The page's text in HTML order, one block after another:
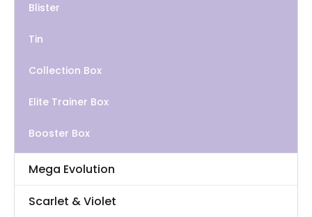
Blister
Tin
Collection Box
Elite Trainer Box
Booster Box
Mega Evolution
Scarlet & Violet